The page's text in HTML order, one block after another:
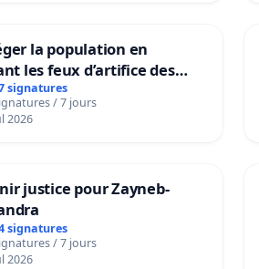
la population en
les feux d’artifice des
signatures
/ 7 jours
2026
justice pour Zayneb-
signatures
/ 7 jours
2026